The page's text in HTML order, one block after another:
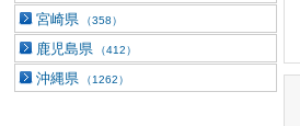
宮崎県 （358）
鹿児島県 （412）
沖縄県 （1262）